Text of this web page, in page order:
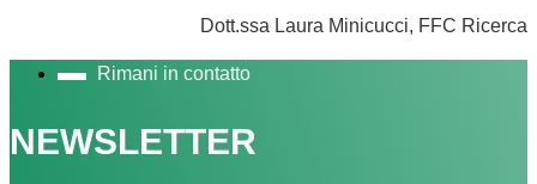
Dott.ssa Laura Minicucci, FFC Ricerca
Rimani in contatto
NEWSLETTER